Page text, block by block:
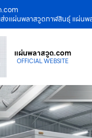
ส่งแผ่นพลาสวูดกาฬสินธุ์ แผ่น
แผ่นพลาสวูด.com
OFFICIAL WEBSITE